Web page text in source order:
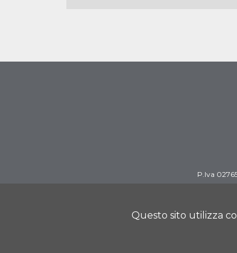
Questo sito utilizza
P.Iva